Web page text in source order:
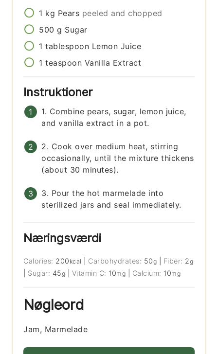
1 kg Pears peeled and chopped
500 g Sugar
1 tablespoon Lemon Juice
1 teaspoon Vanilla Extract
Instruktioner
1. Combine pears, sugar, lemon juice,
and vanilla extract in a pot.
2. Cook over medium heat, stirring
occasionally, until the mixture thickens
(about 30 minutes).
3. Pour the hot marmelade into
sterilized jars and seal immediately.
Næringsværdi
Calories: 200 kcal Carbohydrates: 50g Fiber: 2g
Sugar: 45g Vitamin C: 10mg Calcium: 10mg
Nøgleord
Jam, Marmelade